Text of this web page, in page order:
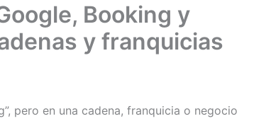
Booking y
y franquicias
pero en una cadena, franquicia o negocio